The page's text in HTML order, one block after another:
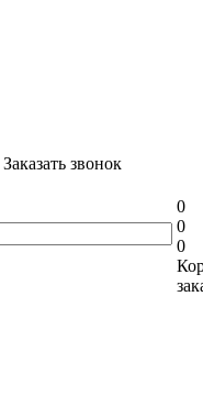
Заказать звонок
0
0
0